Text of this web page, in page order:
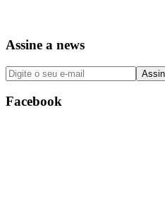
Assine a news
Facebook